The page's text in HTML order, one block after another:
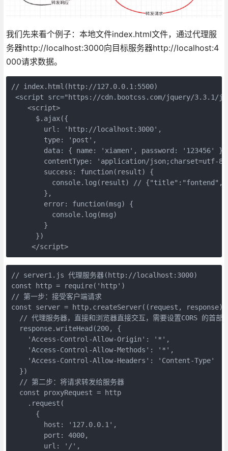
我们先来看个例子：本地文件index.html文件，通过代理服
务器http://localhost:3000向目标服务器http://localhost:4
000请求数据。
// index.html(http://127.0.0.1:5500)
<script src="https://cdn.bootcss.com/jquery/3.3.1/
    <script>
      $.ajax({
        url: 'http://localhost:3000',
        type: 'post',
        data: { name: 'xiamen', password: '123456' },
contentType: 'application/json;charset=utf-
        success: function(result) {
console.log(result) //
        },
        error: function(msg) {
          console.log(msg)
        }
      })
     </script>
// server1.js 代理服务器(http://localhost:3000)
const http = require('http')
// 第一步：接受客户端请求
const server = http.createServer((request, response)
// 代理服务器，直接和浏览器直接交互，需要设置CORS 的首部
  response.writeHead(200, {
    'Access-Control-Allow-Origin': '*',
    'Access-Control-Allow-Methods': '*',
    'Access-Control-Allow-Headers': 'Content-Type'
  })
  // 第二步：将请求转发给服务器
  const proxyRequest = http
    .request(
      {
        host: '127.0.0.1',
        port: 4000,
        url: '/',